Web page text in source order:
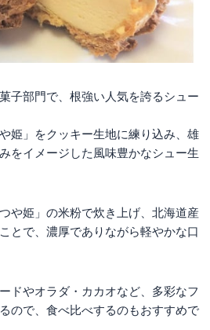
子部門で、根強い人気を誇るシュー
姫」をクッキー生地に練り込み、雄
をイメージした風味豊かなシュー生
や姫」の米粉で炊き上げ、北海道産
とで、濃厚でありながら軽やかな口
ドやオラダ・カカオなど、多彩なフ
ので、食べ比べするのもおすすめで